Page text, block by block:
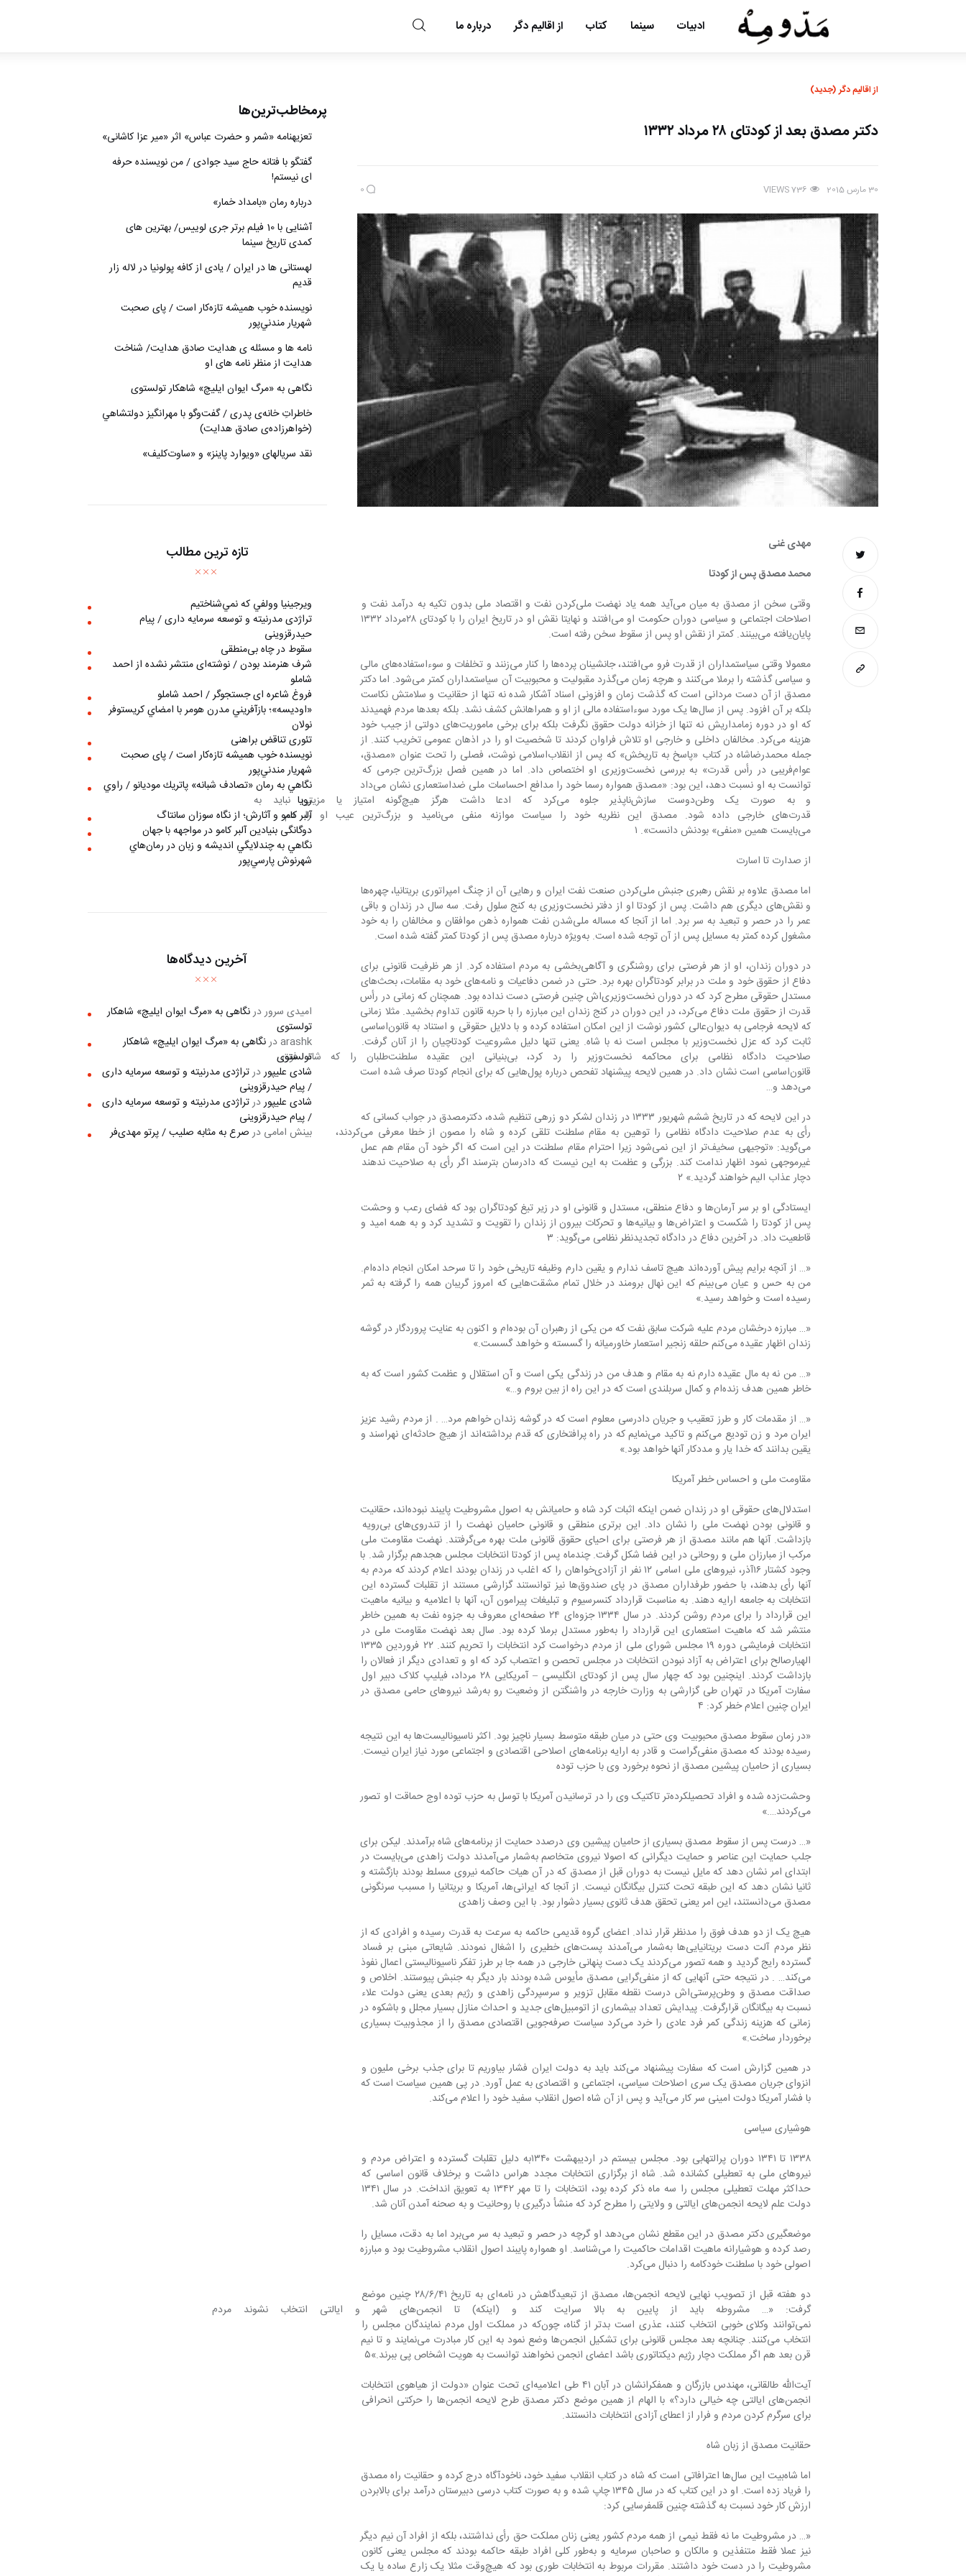
ادبیات سینما کتاب از اقالیم دگر درباره ما
از اقالیم دگر (جدید)
دکتر مصدق بعد از کودتای ۲۸ مرداد ۱۳۳۲
30 مارس 2015 736
VIEWS
0
مهدی غنی
محمد مصدق پس از کودتا
وقتی سخن از مصدق به میان می‌آید همه یاد نهضت ملی‌کردن نفت و اقتصاد ملی بدون تکیه به درآمد نفت و
پایان‌یافته می‌بینند. کمتر از نقش او پس از سقوط سخن رفته است.
معمولا وقتی سیاستمداران از قدرت فرو می‌افتند، جانشینان پرده‌ها را کنار می‌زنند و تخلفات و سوءاستفاده‌های مالی
و سیاسی گذشته را برملا می‌کنند و هرچه زمان می‌گذرد مقبولیت و محبوبیت آن سیاستمداران کمتر می‌شود. اما دکتر
مصدق از آن دست مردانی است که گذشت زمان و افزونی اسناد آشکار شده نه تنها از حقانیت و سلامتش نکاست
بلکه بر آن افزود. پس از سال‌ها یک مورد سوءاستفاده مالی از او و همراهانش کشف نشد. بلکه بعدها مردم فهمیدند
که او در دوره زمامداریش نه تنها از خزانه دولت حقوق نگرفت بلکه برای برخی ماموریت‌های دولتی از جیب خود
هزینه می‌کرد. مخالفان داخلی و خارجی او تلاش فراوان کردند تا شخصیت او را در اذهان عمومی تخریب کنند. از
جمله محمدرضاشاه در کتاب «پاسخ به تاریخش» که پس از انقلاب‌اسلامی نوشت، فصلی را تحت عنوان «مصدق،
عوام‌فریبی در رأس قدرت» به بررسی نخست‌وزیری او اختصاص داد. اما در همین فصل بزرگ‌ترین جرمی که
توانست به او نسبت دهد، این بود: «مصدق همواره رسما خود را مدافع احساسات ملی ضداستعماری نشان می‌داد
و به صورت یک وطن‌دوست سازش‌ناپذیر جلوه می‌کرد که ادعا داشت هرگز هیچ‌گونه امتیاز یا مزیتی نباید به
قدرت‌های خارجی داده شود. مصدق این نظریه خود را سیاست موازنه منفی می‌نامید و بزرگ‌ترین عیب او را هم
می‌بایست همین «منفی» بودنش دانست». ۱
از صدارت تا اسارت
اما مصدق علاوه بر نقش رهبری جنبش ملی‌کردن صنعت نفت ایران و رهایی آن از چنگ امپراتوری بریتانیا، چهره‌ها
و نقش‌های دیگری هم داشت. پس از کودتا او از دفتر نخست‌وزیری به کنج سلول رفت. سه سال در زندان و باقی
عمر را در حصر و تبعید به سر برد. اما از آنجا که مساله ملی‌شدن نفت همواره ذهن موافقان و مخالفان را به خود
مشغول کرده کمتر به مسایل پس از آن توجه شده است. به‌ویژه درباره مصدق پس از کودتا کمتر گفته شده است.
در دوران زندان، او از هر فرصتی برای روشنگری و آگاهی‌بخشی به مردم استفاده کرد. از هر ظرفیت قانونی برای
دفاع از حقوق خود و ملت در برابر کودتاگران بهره برد. حتی در ضمن دفاعیات و نامه‌های خود به مقامات، بحث‌های
مستدل حقوقی مطرح کرد که در دوران نخست‌وزیری‌اش چنین فرصتی دست نداده بود. همچنان که زمانی در رأس
قدرت از حقوق ملت دفاع می‌کرد، در این دوران در کنج زندان این مبارزه را با حربه قانون تداوم ‌بخشید. مثلا زمانی
که لایحه فرجامی به دیوان‌عالی کشور نوشت از این امکان استفاده کرده و با دلایل حقوقی و استناد به قانون‌اساسی
ثابت کرد که عزل نخست‌وزیر با مجلس است نه با شاه. یعنی تنها دلیل مشروعیت کودتاچیان را از آنان گرفت.
صلاحیت دادگاه نظامی برای محاکمه نخست‌وزیر را رد کرد، بی‌بنیانی این عقیده سلطنت‌طلبان را که شاه فوق
قانون‌اساسی است نشان داد. در همین لایحه پیشنهاد تفحص درباره پول‌هایی که برای انجام کودتا صرف شده است
می‌دهد و…
در این لایحه که در تاریخ ششم شهریور ۱۳۳۳ در زندان لشکر دو زرهی تنظیم شده، دکترمصدق در جواب کسانی که
رأی به عدم صلاحیت دادگاه نظامی را توهین به مقام سلطنت تلقی کرده و شاه را مصون از خطا معرفی می‌کردند،
می‌گوید: «توجیهی سخیف‌تر از این نمی‌شود زیرا احترام مقام سلطنت در این است که اگر خود آن مقام هم عمل
غیرموجهی نمود اظهار ندامت کند. بزرگی و عظمت به این نیست که دادرسان بترسند اگر رأی به صلاحیت ندهند
دچار عذاب الیم خواهند گردید.» ۲
ایستادگی او بر سر آرمان‌ها و دفاع منطقی، مستدل و قانونی او در زیر تیغ کودتاگران بود که فضای رعب و وحشت
پس از کودتا را شکست و اعتراض‌ها و بیانیه‌ها و تحرکات بیرون از زندان را تقویت و تشدید کرد و به همه امید و
قاطعیت ‌داد. در آخرین دفاع در دادگاه تجدیدنظر نظامی می‌گوید: ۳
«… از آنچه برایم پیش آورده‌اند هیچ تاسف ندارم و یقین دارم وظیفه تاریخی خود را تا سرحد امکان انجام داده‌ام.
من به حس و عیان می‌بینم که این نهال برومند در خلال تمام مشقت‌هایی که امروز گریبان همه را گرفته به ثمر
رسیده است و خواهد رسید.»
«… مبارزه درخشان مردم علیه شرکت سابق نفت که من یکی از رهبران آن بوده‌ام و اکنون به عنایت پروردگار در گوشه
زندان اظهار عقیده می‌کنم حلقه زنجیر استعمار خاورمیانه را گسسته و خواهد گسست.»
«… من نه به مال عقیده دارم نه به مقام و هدف من در زندگی یکی است و آن استقلال و عظمت کشور است که به
خاطر همین هدف زنده‌ام و کمال سربلندی است که در این راه از بین بروم و…»
«… از مقدمات کار و طرز تعقیب و جریان دادرسی معلوم است که در گوشه زندان خواهم مرد… . از مردم رشید عزیز
ایران مرد و زن تودیع می‌کنم و تاکید می‌نمایم که در راه پرافتخاری که قدم برداشته‌اند از هیچ حادثه‌ای نهراسند و
یقین بدانند که خدا یار و مددکار آنها خواهد بود.»
مقاومت ملی و احساس خطر آمریکا
استدلال‌های حقوقی او در زندان ضمن اینکه اثبات کرد شاه و حامیانش به اصول مشروطیت پایبند نبوده‌اند، حقانیت
و قانونی بودن نهضت ملی را نشان داد. این برتری منطقی و قانونی حامیان نهضت را از تندروی‌های بی‌رویه
بازداشت. آنها هم مانند مصدق از هر فرصتی برای احیای حقوق قانونی ملت بهره می‌گرفتند. نهضت مقاومت ملی
مرکب از مبارزان ملی و روحانی در این فضا شکل گرفت. چندماه پس از کودتا انتخابات مجلس هجدهم برگزار شد. با
وجود کشتار ۱۶آذر، نیروهای ملی اسامی ۱۲ نفر از آزادی‌خواهان را که اغلب در زندان بودند اعلام کردند که مردم به
آنها رأی بدهند، با حضور طرفداران مصدق در پای صندوق‌ها نیز توانستند گزارشی مستند از تقلبات گسترده این
انتخابات به جامعه ارایه دهند. به مناسبت قرارداد کنسرسیوم و تبلیغات پیرامون آن، آنها با اعلامیه و بیانیه ماهیت
این قرارداد را برای مردم روشن کردند. در سال ۱۳۳۴ جزوه‌ای ۲۴ صفحه‌ای معروف به جزوه نفت به همین خاطر
منتشر شد که ماهیت استعماری این قرارداد را به‌طور مستدل برملا کرده بود. سال بعد نهضت مقاومت ملی در
انتخابات فرمایشی دوره ۱۹ مجلس شورای ملی از مردم درخواست کرد انتخابات را تحریم کنند. ۲۲ فروردین ۱۳۳۵
الهیارصالح برای اعتراض به آزاد نبودن انتخابات در مجلس تحصن و اعتصاب کرد که او و تعدادی دیگر از فعالان را
بازداشت کردند. اینچنین بود که چهار سال پس از کودتای انگلیسی – آمریکایی ۲۸ مرداد، فیلیپ کلاک دبیر اول
سفارت آمریکا در تهران طی گزارشی به وزارت خارجه در واشنگتن از وضعیت رو به‌رشد نیروهای حامی مصدق در
ایران چنین اعلام خطر کرد: ۴
«در زمان سقوط مصدق محبوبیت وی حتی در میان طبقه متوسط بسیار ناچیز بود. اکثر ناسیونالیست‌ها به این نتیجه
رسیده بودند که مصدق منفی‌گراست و قادر به ارایه برنامه‌های اصلاحی اقتصادی و اجتماعی مورد نیاز ایران نیست.
بسیاری از حامیان پیشین مصدق از نحوه برخورد وی با حزب توده
وحشت‌زده شده و افراد تحصیلکرده‌تر تاکتیک وی را در ترسانیدن آمریکا با توسل به حزب توده اوج حماقت او تصور
می‌کردند….»
«… درست پس از سقوط مصدق بسیاری از حامیان پیشین وی‌ درصدد حمایت از برنامه‌های شاه برآمدند. لیکن برای
جلب حمایت این عناصر و حمایت دیگرانی که اصولا نیروی متخاصم به‌شمار می‌آمدند دولت زاهدی می‌بایست در
ابتدای امر نشان دهد که مایل نیست به دوران قبل از مصدق که در آن هیات حاکمه نیروی مسلط بودند بازگشته و
ثانیا نشان دهد که این طبقه تحت کنترل بیگانگان نیست. از آنجا که ایرانی‌ها، آمریکا و بریتانیا را مسبب سرنگونی
مصدق می‌دانستند، این امر یعنی تحقق هدف ثانوی بسیار دشوار بود. با این وصف زاهدی
هیچ یک از دو هدف فوق را مدنظر قرار نداد. اعضای گروه قدیمی حاکمه به سرعت به قدرت رسیده و افرادی که از
نظر مردم آلت دست بریتانیایی‌ها به‌شمار می‌آمدند پست‌های خطیری را اشغال نمودند. شایعاتی مبنی بر فساد
گسترده رایج گردید و همه تصور می‌کردند یک دست پنهانی خارجی در همه جا بر طرز تفکر ناسیونالیستی اعمال نفوذ
می‌کند… . در نتیجه حتی آنهایی که از منفی‌گرایی مصدق مأیوس شده بودند بار دیگر به جنبش پیوستند. اخلاص و
صداقت مصدق و وطن‌پرستی‌اش درست نقطه مقابل تزویر و سرسپردگی زاهدی و رژیم بعدی یعنی دولت علاء
نسبت به بیگانگان قرارگرفت. پیدایش تعداد بیشماری از اتومبیل‌های جدید و احداث منازل بسیار مجلل و با‌شکوه در
زمانی که هزینه زندگی کمر فرد عادی را خرد می‌کرد سیاست صرفه‌جویی اقتصادی مصدق را از مجذوبیت بسیاری
برخوردار ساخت.»
در همین گزارش است که سفارت پیشنهاد می‌کند باید به دولت ایران فشار بیاوریم تا برای جذب برخی ملیون و
انزوای جریان مصدق یک سری اصلاحات سیاسی، اجتماعی و اقتصادی به عمل آورد. در پی همین سیاست است که
با فشار آمریکا دولت امینی سر کار می‌آید و پس از آن شاه اصول انقلاب سفید خود را اعلام می‌کند.
هوشیاری سیاسی
۱۳۳۸ تا ۱۳۴۱ دوران پرالتهابی بود. مجلس بیستم در اردیبهشت ۱۳۴۰به دلیل تقلبات گسترده و اعتراض مردم و
نیروهای ملی به تعطیلی کشانده شد. شاه از برگزاری انتخابات مجدد هراس داشت و برخلاف قانون اساسی که
دولت علم لایحه انجمن‌های ایالتی و ولایتی را مطرح کرد که منشأ درگیری با روحانیت و به صحنه آمدن آنان شد.
موضعگیری دکتر مصدق در این مقطع نشان می‌دهد او گرچه در حصر و تبعید به سر می‌برد اما به دقت، مسایل را
رصد کرده و هوشیارانه ماهیت اقدامات حاکمیت را می‌شناسد. او همواره پایبند اصول انقلاب مشروطیت بود و مبارزه
اصولی خود با سلطنت خودکامه را دنبال می‌کرد.
دو هفته قبل از تصویب نهایی لایحه انجمن‌ها، مصدق از تبعیدگاهش در نامه‌ای به تاریخ ۲۸/۶/۴۱ چنین موضع
گرفت: «… مشروطه باید از پایین به بالا سرایت کند و (اینکه) تا انجمن‌های شهر و ایالتی انتخاب نشوند مردم
نمی‌توانند وکلای خوبی انتخاب کنند، عذری است بدتر از گناه، چون‌که در مملکت اول مردم نمایندگان مجلس را
انتخاب می‌کنند. چنانچه بعد مجلس قانونی برای تشکیل انجمن‌ها وضع نمود به این کار مبادرت می‌نمایند و تا نیم
قرن بعد هم اگر مملکت دچار رژیم دیکتاتوری باشد اعضای انجمن نخواهند توانست به هویت اشخاص پی ببرند.»۵
آیت‌الله طالقانی، مهندس بازرگان و همفکرانشان در آبان ۴۱ طی اعلامیه‌ای تحت عنوان «دولت از هیاهوی انتخابات
انجمن‌های ایالتی چه خیالی دارد؟» با الهام از همین موضع دکتر مصدق طرح لایحه انجمن‌ها را حرکتی انحرافی
برای سرگرم کردن مردم و فرار از اعطای آزادی انتخابات دانستند.
حقانیت مصدق از زبان شاه
اما شاه‌بیت این سال‌ها اعترافاتی است که شاه در کتاب انقلاب سفید خود، ناخودآگاه درج کرده و حقانیت راه مصدق
را فریاد زده است. او در این کتاب که در سال ۱۳۴۵ چاپ شده و به صورت کتاب درسی دبیرستان درآمد برای بالابردن
ارزش کار خود نسبت به گذشته چنین قلمفرسایی کرد:
«… در مشروطیت ما نه فقط نیمی ‌از همه مردم کشور یعنی زنان مملکت حق رأی نداشتند، بلکه از افراد آن نیم دیگر
نیز عملا فقط متنفذین و مالکان و صاحبان سرمایه و به‌طور کلی افراد طبقه حاکمه بودند که مجلس یعنی کانون
مشروطیت را در دست خود داشتند. مقررات مربوط به انتخابات طوری بود که هیچ‌وقت مثلا یک زارع ساده یا یک
پرمخاطب‌ترین‌ها
تعزیه‎نامه‏ «شمر و حضرت عباس» اثر «میر عزا کاشانی»
گفتگو با فتانه حاج سید جوادی / من نویسنده حرفه
ای نیستم!
درباره رمان «بامداد خمار»
آشنایی با 10 فیلم برتر جری لوییس/ بهترین های
کمدی تاریخ سینما
لهستانی ها در ایران / یادی از کافه پولونیا در لاله زار
قدیم
نويسنده خوب هميشه تازه‌كار است / پای صحبت
شهريار مندني‌پور
نامه ها و مسئله ی هدایت صادق هدایت/ شناخت
هدایت از منظر نامه های او
نگاهی به «مرگ ايوان ايليچ» شاهکار تولستوی
خاطراتِ خانه‌ی پدری / گفت‌وگو با مهرانگيز دولتشاهي
(خواهرزاده‌ی صادق هدايت)
نقد سریالهای «ویوارد پاینز» و «ساوت‌کلیف»
تازه ترین مطالب
ويرجينيا وولفي كه نمي‌شناختيم
تراژدی مدرنیته و توسعه سرمایه داری / پیام
حیدرقزوینی
سقوط در چاه بی‌منطقی
شرف هنرمند بودن / نوشته‌ای منتشر نشده از احمد
شاملو
فروغ شاعره ای جستجوگر / احمد شاملو
«اوديسه»؛ بازآفريني مدرن هومر با امضاي كريستوفر
نولان
تئوری تناقض براهنی
نويسنده خوب هميشه تازه‌كار است / پای صحبت
شهريار مندني‌پور
نگاهي به رمان «تصادف شبانه» پاتريك موديانو / راوي
رويا
آلبر کامو و آثارش؛ از نگاه سوزان سانتاگ
دوگانگی بنیادین آلبر کامو در مواجهه با جهان
نگاهي به چندلايگي انديشه و زبان در رمان‌هاي
شهرنوش پارسي‌پور
آخرین دیدگاه‌ها
امیدی سروردرنگاهی به «مرگ ايوان ايليچ» شاهکار
تولستوی
arashkدرنگاهی به «مرگ ايوان ايليچ» شاهکار
تولستوی
شادی علیپوردرتراژدی مدرنیته و توسعه سرمایه داری
/ پیام حیدرقزوینی
شادی علیپوردرتراژدی مدرنیته و توسعه سرمایه داری
/ پیام حیدرقزوینی
بینش امامی درصرع به مثابه صلیب / پرتو مهدی‌فر